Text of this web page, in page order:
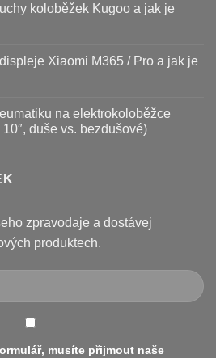
koloběžek Kugoo a jak je
Xiaomi M365 / Pro a jak je
na elektrokoloběžce
10″, duše vs. bezdušové)
zpravodaje a dostávej
produktech.
musíte přijmout naše